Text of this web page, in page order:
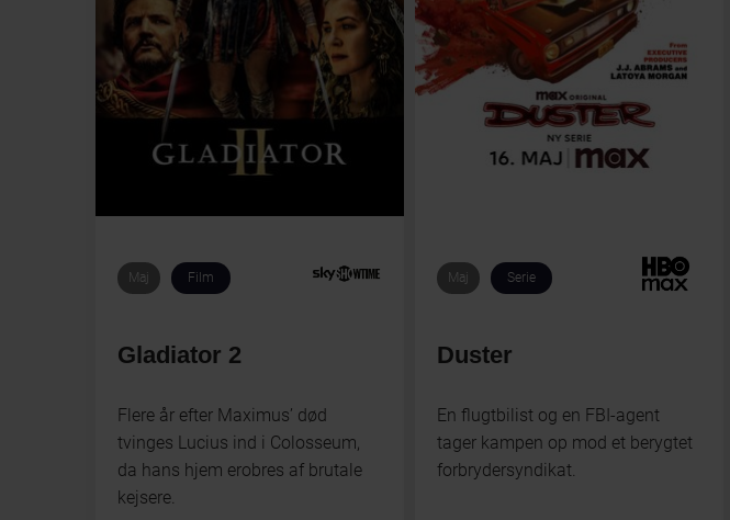
Maj Film
Gladiator 2
Flere år efter Maximus’ død
tvinges Lucius ind i Colosseum,
da hans hjem erobres af brutale
kejsere.
Maj Serie
Duster
En flugtbilist og en FBI-agent
tager kampen op mod et berygtet
forbrydersyndikat.